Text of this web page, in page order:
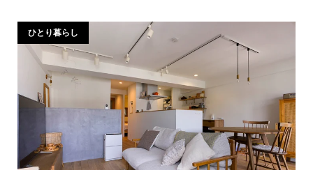
ひとり暮らし